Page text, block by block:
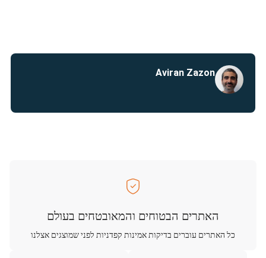
Aviran Zazon
האתרים הבטוחים והמאובטחים בעולם
כל האתרים עוברים בדיקות אמינות קפדניות לפני שמוצגים אצלנו